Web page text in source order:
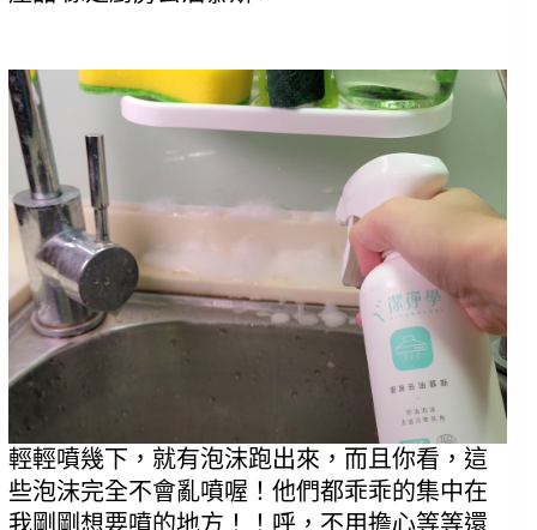
輕輕噴幾下，就有泡沫跑出來，而且你看，這
些泡沫完全不會亂噴喔！他們都乖乖的集中在